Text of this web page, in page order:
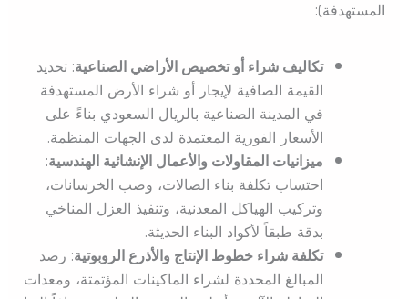
المستهدفة):
تكاليف شراء أو تخصيص الأراضي الصناعية: تحديد
القيمة الصافية لإيجار أو شراء الأرض المستهدفة
في المدينة الصناعية بالريال السعودي بناءً على
الأسعار الفورية المعتمدة لدى الجهات المنظمة.
ميزانيات المقاولات والأعمال الإنشائية الهندسية:
احتساب تكلفة بناء الصالات، وصب الخرسانات،
وتركيب الهياكل المعدنية، وتنفيذ العزل المناخي
بدقة طبقاً لأكواد البناء الحديثة.
تكلفة شراء خطوط الإنتاج والأذرع الروبوتية: رصد
المبالغ المحددة لشراء الماكينات المؤتمتة، ومعدات